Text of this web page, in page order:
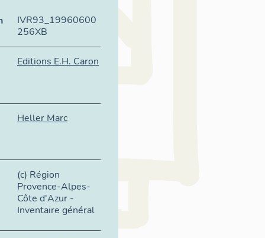
IVR93_19960600
256XB
Editions E.H. Caron
Heller Marc
(c) Région
Provence-Alpes-
Côte d'Azur -
Inventaire général